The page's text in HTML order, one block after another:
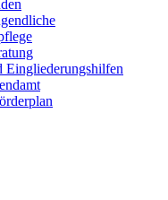
Eingliederungshilfen